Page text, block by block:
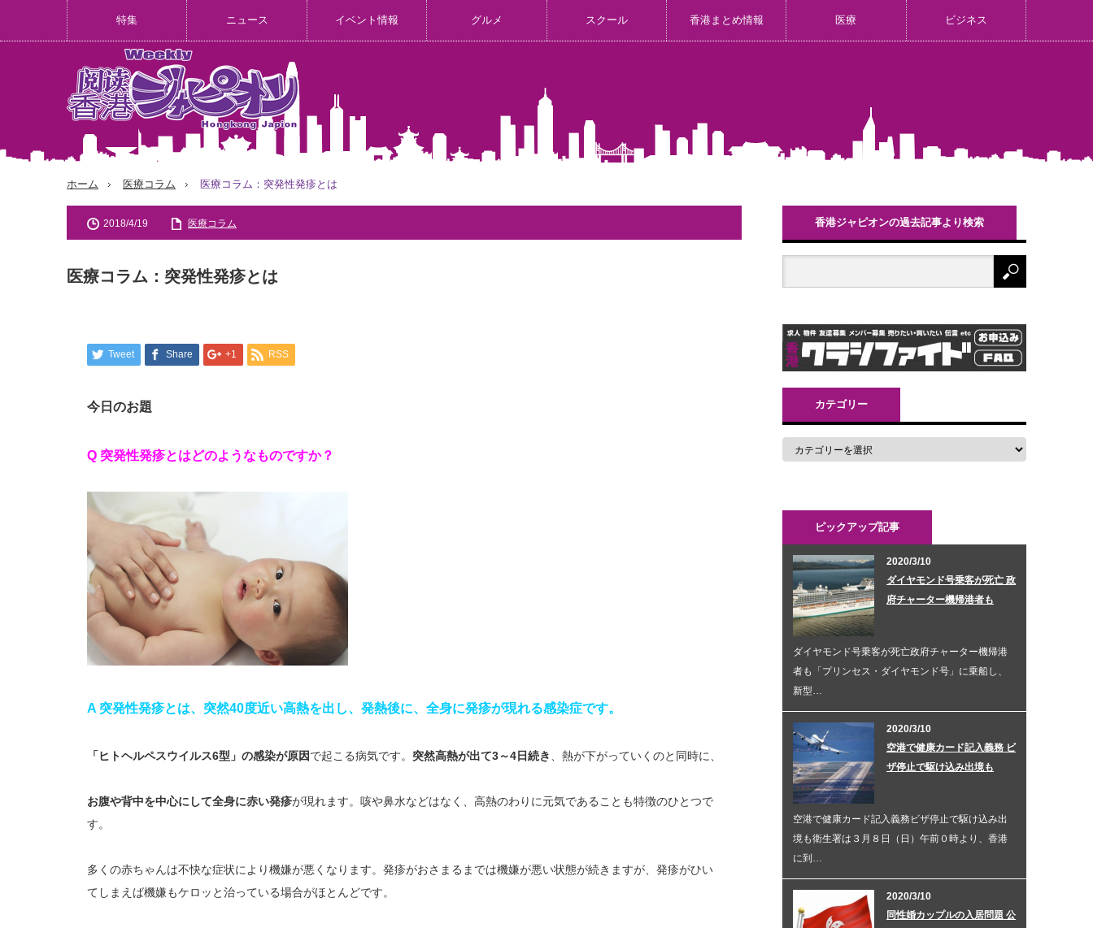
特集 ニュース イベント情報 グルメ スクール 香港まとめ情報 医療 ビジネス
ホーム 医療コラム 医療コラム：突発性発疹とは
2018/4/19 医療コラム
医療コラム：突発性発疹とは
Tweet Share +1 RSS
今日のお題
Q 突発性発疹とはどのようなものですか？
A 突発性発疹とは、突然40度近い高熱を出し、発熱後に、全身に発疹が現れる感染症です。
「ヒトヘルペスウイルス6型」の感染が原因で起こる病気です。 突然高熱が出て3～4日続き 、熱が下がっていくのと同時に、
お腹や背中を中心にして全身に赤い発疹が現れます。咳や鼻水などはなく、高熱のわりに元気であることも特徴のひとつで
す。
多くの赤ちゃんは不快な症状により機嫌が悪くなります。発疹がおさまるまでは機嫌が悪い状態が続きますが、発疹がひい
てしまえば機嫌もケロッと治っている場合がほとんどです。
香港ジャピオンの過去記事より検索
カテゴリー
ピックアップ記事
2020/3/10
ダイヤモンド号乗客が死亡 政
府チャーター機帰港者も
ダイヤモンド号乗客が死亡政府チャーター機帰港
者も「プリンセス・ダイヤモンド号」に乗船し、
新型…
2020/3/10
空港で健康カード記入義務 ビ
ザ停止で駆け込み出境も
空港で健康カード記入義務ビザ停止で駆け込み出
境も衛生署は３月８日（日）午前０時より、香港
に到…
2020/3/10
同性婚カップルの入居問題 公